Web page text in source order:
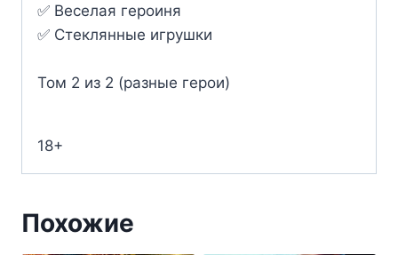
✅ Веселая героиня
✅ Стеклянные игрушки
Том 2 из 2 (разные герои)
18+
Похожие